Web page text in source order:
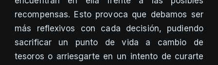
recompensas. Esto provoca que debamos ser
más reflexivos con cada decisión, pudiendo
sacrificar un punto de vida a cambio de
tesoros o arriesgarte en un intento de curarte